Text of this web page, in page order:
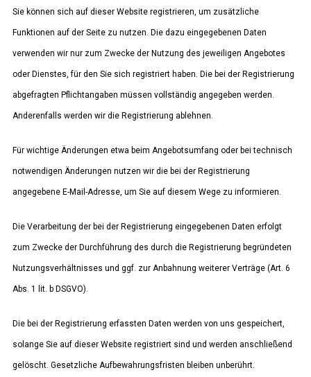
Sie können sich auf dieser Website registrieren, um zusätzliche
Funktionen auf der Seite zu nutzen. Die dazu eingegebenen Daten
verwenden wir nur zum Zwecke der Nutzung des jeweiligen Angebotes
oder Dienstes, für den Sie sich registriert haben. Die bei der Registrierung
abgefragten Pflichtangaben müssen vollständig angegeben werden.
Anderenfalls werden wir die Registrierung ablehnen.
Für wichtige Änderungen etwa beim Angebotsumfang oder bei technisch
notwendigen Änderungen nutzen wir die bei der Registrierung
angegebene E-Mail-Adresse, um Sie auf diesem Wege zu informieren.
Die Verarbeitung der bei der Registrierung eingegebenen Daten erfolgt
zum Zwecke der Durchführung des durch die Registrierung begründeten
Nutzungsverhältnisses und ggf. zur Anbahnung weiterer Verträge (Art. 6
Abs. 1 lit. b DSGVO).
Die bei der Registrierung erfassten Daten werden von uns gespeichert,
solange Sie auf dieser Website registriert sind und werden anschließend
gelöscht. Gesetzliche Aufbewahrungsfristen bleiben unberührt.